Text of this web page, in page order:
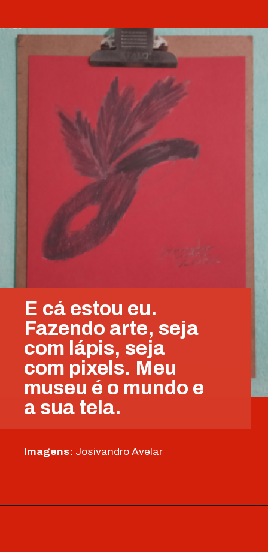
E cá estou eu.
Fazendo arte, seja
com lápis, seja
com pixels. Meu
museu é o mundo e
a sua tela.
Imagens: Josivandro Avelar